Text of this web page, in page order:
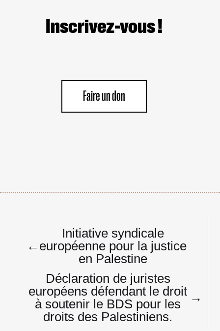
Inscrivez-vous !
Faire un don
Navigation
l’article
←
Initiative syndicale
européenne pour la justice
en Palestine
Déclaration de juristes
européens défendant le droit
à soutenir le BDS pour les
droits des Palestiniens.
→